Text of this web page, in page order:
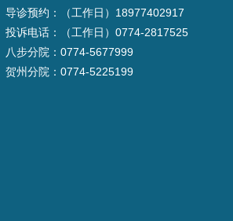
导诊预约：（工作日）18977402917
投诉电话：（工作日）0774-2817525
八步分院：0774-5677999
贺州分院：0774-5225199